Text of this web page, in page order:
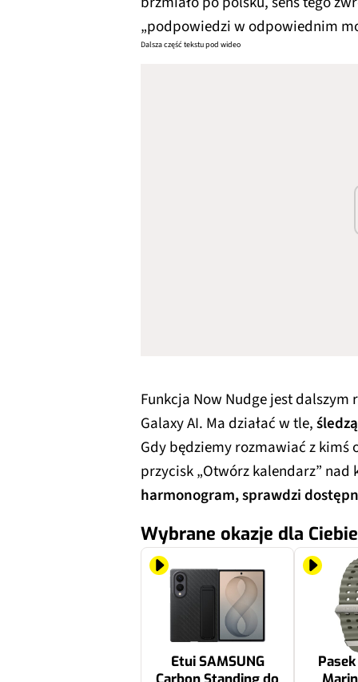
„podpowiedzi w odpowiednim
Dalsza część tekstu pod wideo
Funkcja Now Nudge jest
Galaxy AI. Ma działać w tle,
Gdy będziemy rozmawiać z
przycisk „Otwórz kalendarz”
harmonogram, sprawdzi
Wybrane okazje dla Ciebie
Etui SAMSUNG